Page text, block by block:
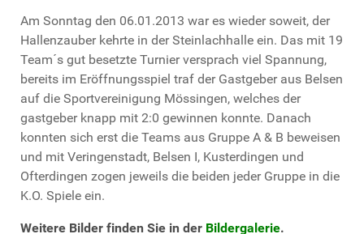
Am Sonntag den 06.01.2013 war es wieder soweit, der
Hallenzauber kehrte in der Steinlachhalle ein. Das mit 19
Team´s gut besetzte Turnier versprach viel Spannung,
bereits im Eröffnungsspiel traf der Gastgeber aus Belsen
auf die Sportvereinigung Mössingen, welches der
gastgeber knapp mit 2:0 gewinnen konnte. Danach
konnten sich erst die Teams aus Gruppe A & B beweisen
und mit Veringenstadt, Belsen I, Kusterdingen und
Ofterdingen zogen jeweils die beiden jeder Gruppe in die
K.O. Spiele ein.
Weitere Bilder finden Sie in der Bildergalerie.